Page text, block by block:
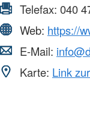
Telefax: 040
Web: https://
E-Mail:
Karte: Link